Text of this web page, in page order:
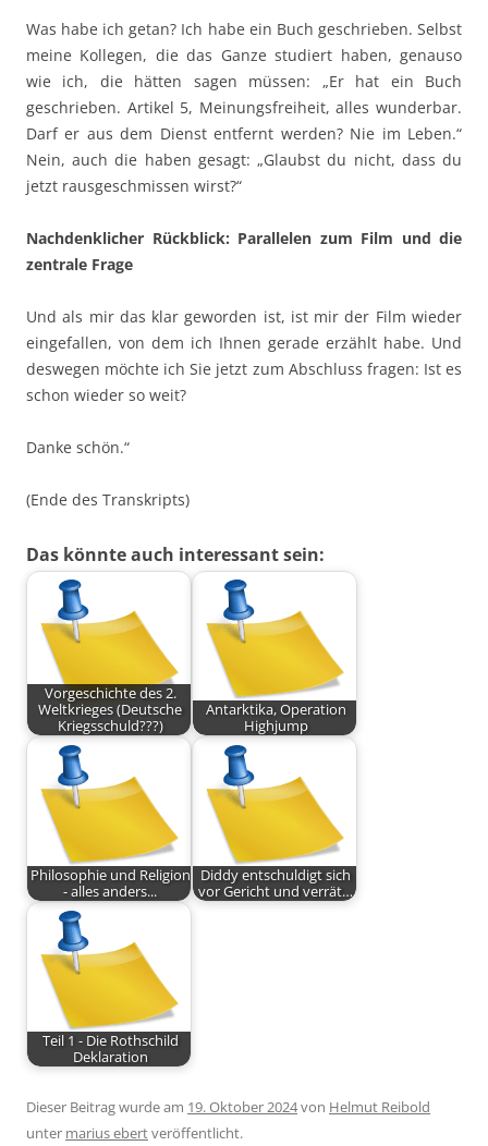
Was habe ich getan? Ich habe ein Buch geschrieben. Selbst
meine Kollegen, die das Ganze studiert haben, genauso
wie ich, die hätten sagen müssen: „Er hat ein Buch
geschrieben. Artikel 5, Meinungsfreiheit, alles wunderbar.
Darf er aus dem Dienst entfernt werden? Nie im Leben.“
Nein, auch die haben gesagt: „Glaubst du nicht, dass du
jetzt rausgeschmissen wirst?“
Nachdenklicher Rückblick: Parallelen zum Film und die
zentrale Frage
Und als mir das klar geworden ist, ist mir der Film wieder
eingefallen, von dem ich Ihnen gerade erzählt habe. Und
deswegen möchte ich Sie jetzt zum Abschluss fragen: Ist es
schon wieder so weit?
Danke schön.“
(Ende des Transkripts)
Das könnte auch interessant sein:
Vorgeschichte des 2.
Weltkrieges (Deutsche
Kriegsschuld???)
Antarktika, Operation
Highjump
Philosophie und Religion
- alles anders...
Diddy entschuldigt sich
vor Gericht und verrät…
Teil 1 - Die Rothschild
Deklaration
Dieser Beitrag wurde am 19. Oktober 2024von Helmut Reibold
unter marius ebertveröffentlicht.